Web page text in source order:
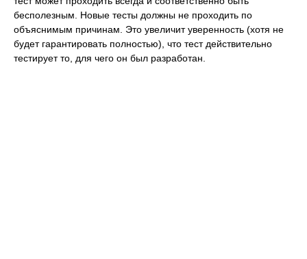
бесполезным. Новые тесты должны не проходить по
объяснимым причинам. Это увеличит уверенность (хотя не
будет гарантировать полностью), что тест действительно
тестирует то, для чего он был разработан.